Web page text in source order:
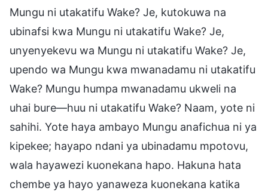
Mungu ni utakatifu Wake? Je, kutokuwa na
ubinafsi kwa Mungu ni utakatifu Wake? Je,
unyenyekevu wa Mungu ni utakatifu Wake? Je,
upendo wa Mungu kwa mwanadamu ni utakatifu
Wake? Mungu humpa mwanadamu ukweli na
uhai bure—huu ni utakatifu Wake? Naam, yote ni
sahihi. Yote haya ambayo Mungu anafichua ni ya
kipekee; hayapo ndani ya ubinadamu mpotovu,
wala hayawezi kuonekana hapo. Hakuna hata
chembe ya hayo yanaweza kuonekana katika